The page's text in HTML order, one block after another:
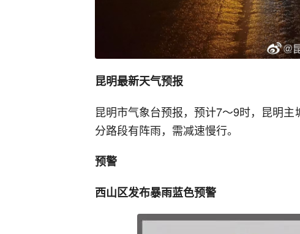
昆明最新天气预报
昆明市气象台预报，预计7～9时，昆明
分路段有阵雨，需减速慢行。
预警
西山区发布暴雨蓝色预警